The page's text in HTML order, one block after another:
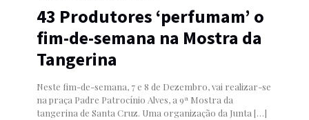
43 Produtores ‘perfumam’ o
fim-de-semana na Mostra da
Tangerina
Neste fim-de-semana, 7 e 8 de Dezembro, vai realizar-se
na praça Padre Patrocínio Alves, a 9ª Mostra da
tangerina de Santa Cruz. Uma organização da Junta […]